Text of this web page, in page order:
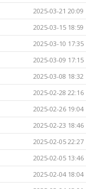
2025-03-21 20:09
2025-03-15 18:59
2025-03-10 17:35
2025-03-09 17:15
2025-03-08 18:32
2025-02-28 22:16
2025-02-26 19:04
2025-02-23 18:46
2025-02-05 22:27
2025-02-05 13:46
2025-02-04 18:04